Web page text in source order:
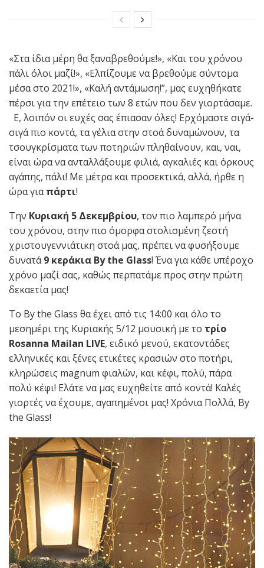
«Στα ίδια μέρη θα ξαναβρεθούμε!», «Και του χρόνου
πάλι όλοι μαζί!», «Ελπίζουμε να βρεθούμε σύντομα
μέσα στο 2021!», «Καλή αντάμωση!”, μας ευχηθήκατε
πέρσι για την επέτειο των 8 ετών που δεν γιορτάσαμε.
Ε, λοιπόν οι ευχές σας έπιασαν όλες! Ερχόμαστε σιγά-
σιγά πιο κοντά, τα γέλια στην στοά δυναμώνουν, τα
τσουγκρίσματα των ποτηριών πληθαίνουν, και, ναι,
είναι ώρα να ανταλλάξουμε φιλιά, αγκαλιές και όρκους
αγάπης, πάλι! Με μέτρα και προσεκτικά, αλλά, ήρθε η
ώρα γιαπάρτι!
Την Κυριακή 5 Δεκεμβρίου, τον πιο λαμπερό μήνα
του χρόνου, στην πιο όμορφα στολισμένη ζεστή
χριστουγεννιάτικη στοά μας, πρέπει να φυσήξουμε
δυνατά9 κεράκια By the Glass! Ένα για κάθε υπέροχο
χρόνο μαζί σας, καθώς περπατάμε προς στην πρώτη
δεκαετία μας!
Το By the Glass θα έχει από τις 14:00 και όλο το
μεσημέρι της Κυριακής 5/12 μουσική με το τρίο
Rosanna Mailan LIVE, ειδικό μενού, εκατοντάδες
ελληνικές και ξένες ετικέτες κρασιών στο ποτήρι,
κληρώσεις magnum φιαλών, και κέφι, πολύ, πάρα
πολύ κέφι! Ελάτε να μας ευχηθείτε από κοντά! Καλές
γιορτές να έχουμε, αγαπημένοι μας! Χρόνια Πολλά, By
the Glass!